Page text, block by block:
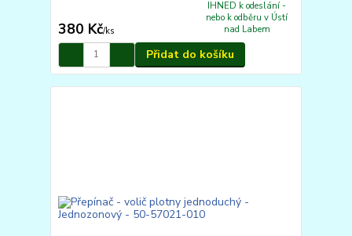
380 Kč/ks
IHNED k odeslání -
nebo k odběru v Ústí
nad Labem
Přidat do košíku